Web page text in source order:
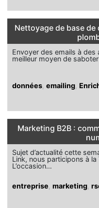
Nettoyage de base de
Envoyer des emails à
meilleur moyen de
données emailing
Marketing B2B :
Sujet d’actualité cette
Link, nous participons à la
L’occasion…
entreprise marketing